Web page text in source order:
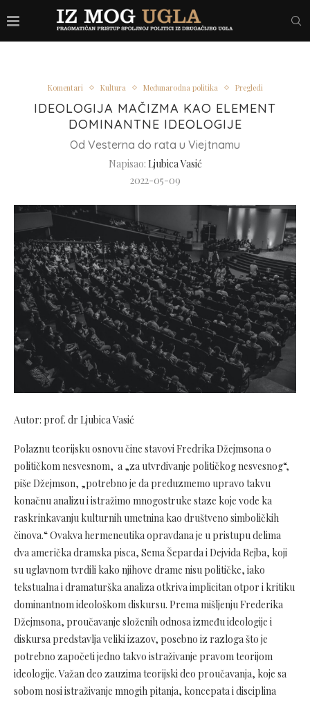
Komentari Kultura Međunarodna politika Pregledi
IDEOLOGIJA MAČIZMA KAO ELEMENT
DOMINANTNE IDEOLOGIJE
Od Vesterna do rata u Viejtnamu
Napisao: Ljubica Vasić
2022-05-09
Autor: prof. dr Ljubica Vasić
Polaznu teorijsku osnovu čine stavovi Fredrika Džejmsona o
političkom nesvesnom, a „za utvrđivanje političkog nesvesnog“,
piše Džejmson, „potrebno je da preduzmemo upravo takvu
konačnu analizu i istražimo mnogostruke staze koje vode ka
raskrinkavanju kulturnih umetnina kao društveno simboličkih
činova.“ Ovakva hermeneutika opravdana je u pristupu delima
dva američka dramska pisca, Sema Šeparda i Dejvida Rejba, koji
su uglavnom tvrdili kako njihove drame nisu političke, iako
tekstualna i dramaturška analiza otkriva implicitan otpor i kritiku
dominantnom ideološkom diskursu. Prema mišljenju Frederika
Džejmsona, proučavanje složenih odnosa između ideologije i
diskursa predstavlja veliki izazov, posebno iz razloga što je
potrebno započeti jedno takvo istraživanje pravom teorijom
ideologije. Važan deo zauzima teorijski deo proučavanja, koje sa
sobom nosi istraživanje mnogih pitanja, koncepata i disciplina